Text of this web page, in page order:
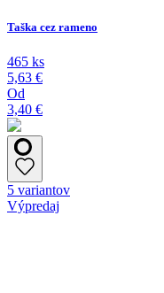
Taška cez rameno
465 ks
5,63 €
Od
3,40 €
5 variantov
Výpredaj